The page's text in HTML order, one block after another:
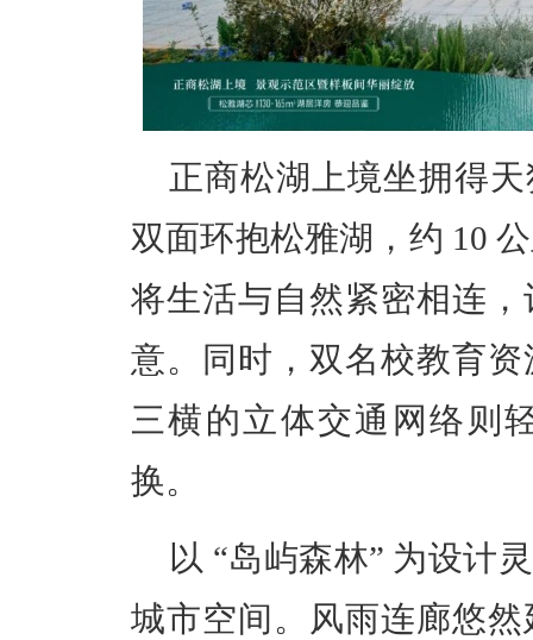
正商松湖上境坐拥得
双面环抱松雅湖，约 10
将生活与自然紧密相连
意。同时，双名校教育
三横的立体交通网络则
换。
以 “岛屿森林” 为设计
城市空间。风雨连廊悠